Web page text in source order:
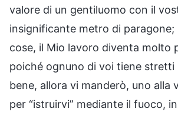
valore di un gentiluomo con il
insignificante metro di paragone;
cose, il Mio lavoro diventa molto
poiché ognuno di voi tiene stretti
bene, allora vi manderò, uno alla
per “istruirvi” mediante il fuoco,